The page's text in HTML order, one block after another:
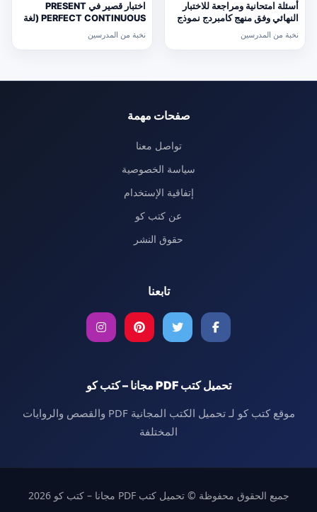
أسئلة امتحانية ومراجعة للاختبار
النهائي وفق منهج كامبردج نموذج
ثالث (رياضيات) التاسع
نخبة من المدرسين
اختبار قصير في PRESENT
PERFECT CONTINUOUS (لغة
انجليزية) حلقة ثانية
نخبة من المدرسين
صفحات مهمة
تواصل معنا
سياسة الخصوصية
إتفاقية الإستخدام
عن كتب كو
حقوق النشر
تابعنا
تحميل كتب PDF مجانا – كتب كو
موقع كتب كو لـ تحميل الكتب المجانية PDF والقصص والروايات
المختلفة
جميع الحقوق محفوظة © تحميل كتب PDF مجانا – كتب كو 2026